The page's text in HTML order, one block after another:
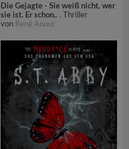
Die Gejagte - Sie weiß nicht, wer
sie ist. Er schon.. . Thriller
von René Anour